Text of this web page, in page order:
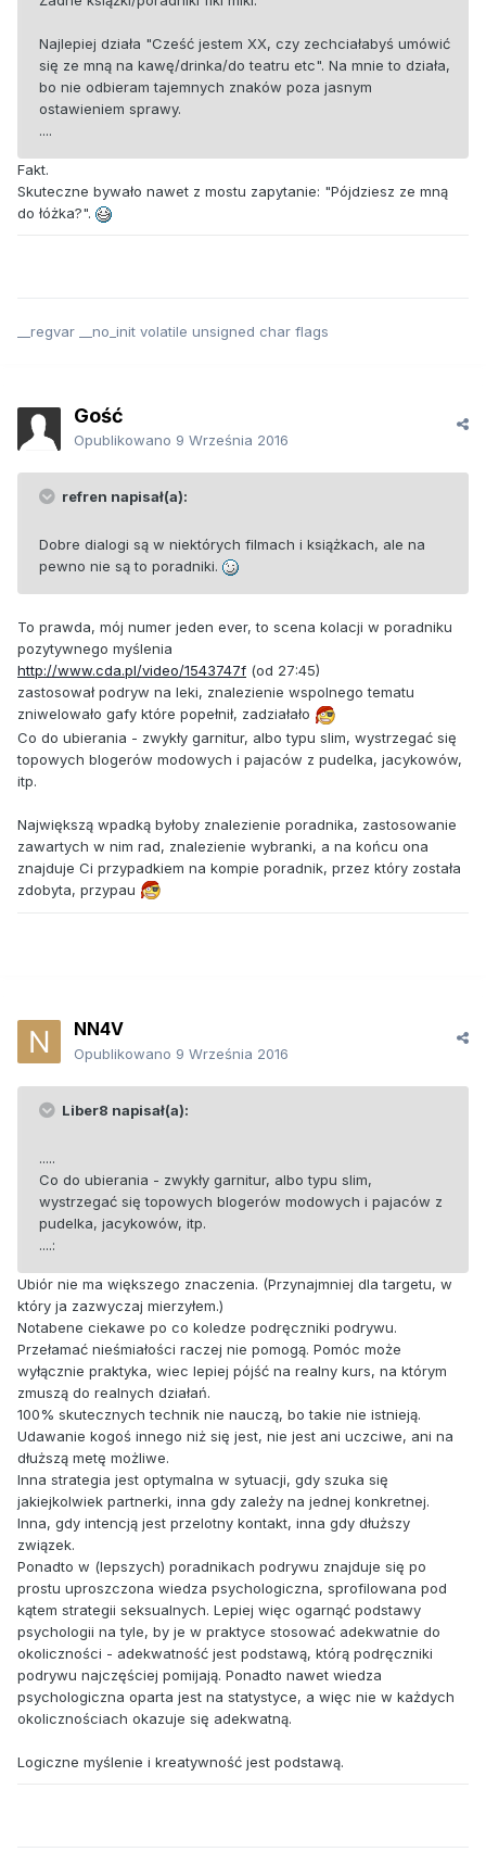
Najlepiej działa "Cześć jestem XX, czy zechciałabyś umówić
się ze mną na kawę/drinka/do teatru etc". Na mnie to działa,
bo nie odbieram tajemnych znaków poza jasnym
ostawieniem sprawy.
....
Fakt.
Skuteczne bywało nawet z mostu zapytanie: "Pójdziesz ze mną
do łóżka?".
__regvar __no_init volatile unsigned char flags
Gość
Opublikowano 9 Września 2016
refren napisał(a):
Dobre dialogi są w niektórych filmach i książkach, ale na
pewno nie są to poradniki.
To prawda, mój numer jeden ever, to scena kolacji w poradniku
pozytywnego myślenia
http://www.cda.pl/video/1543747f (od 27:45)
zastosował podryw na leki, znalezienie wspolnego tematu
zniwelowało gafy które popełnił, zadziałało
Co do ubierania - zwykły garnitur, albo typu slim, wystrzegać się
topowych blogerów modowych i pajaców z pudelka, jacykowów,
itp.
Największą wpadką byłoby znalezienie poradnika, zastosowanie
zawartych w nim rad, znalezienie wybranki, a na końcu ona
znajduje Ci przypadkiem na kompie poradnik, przez który została
zdobyta, przypau
NN4V
Opublikowano 9 Września 2016
Liber8 napisał(a):
.....
Co do ubierania - zwykły garnitur, albo typu slim,
wystrzegać się topowych blogerów modowych i pajaców z
pudelka, jacykowów, itp.
....:
Ubiór nie ma większego znaczenia. (Przynajmniej dla targetu, w
który ja zazwyczaj mierzyłem.)
Notabene ciekawe po co koledze podręczniki podrywu.
Przełamać nieśmiałości raczej nie pomogą. Pomóc może
wyłącznie praktyka, wiec lepiej pójść na realny kurs, na którym
zmuszą do realnych działań.
100% skutecznych technik nie nauczą, bo takie nie istnieją.
Udawanie kogoś innego niż się jest, nie jest ani uczciwe, ani na
dłuższą metę możliwe.
Inna strategia jest optymalna w sytuacji, gdy szuka się
jakiejkolwiek partnerki, inna gdy zależy na jednej konkretnej.
Inna, gdy intencją jest przelotny kontakt, inna gdy dłuższy
związek.
Ponadto w (lepszych) poradnikach podrywu znajduje się po
prostu uproszczona wiedza psychologiczna, sprofilowana pod
kątem strategii seksualnych. Lepiej więc ogarnąć podstawy
psychologii na tyle, by je w praktyce stosować adekwatnie do
okoliczności - adekwatność jest podstawą, którą podręczniki
podrywu najczęściej pomijają. Ponadto nawet wiedza
psychologiczna oparta jest na statystyce, a więc nie w każdych
okolicznościach okazuje się adekwatną.
Logiczne myślenie i kreatywność jest podstawą.